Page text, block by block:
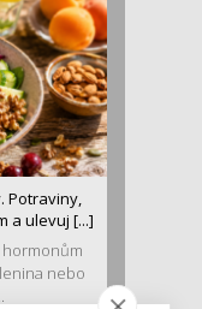
Potraviny,
a ulevuj [...]
nebo